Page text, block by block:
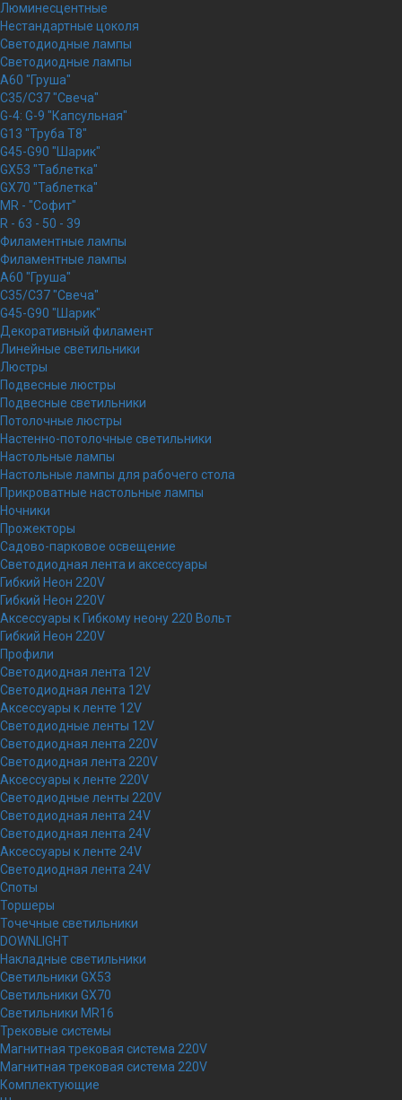
Люминесцентные
Нестандартные цоколя
Светодиодные лампы
Светодиодные лампы
A60 "Груша"
C35/C37 "Свеча"
G-4: G-9 "Капсульная"
G13 "Труба Т8"
G45-G90 "Шарик"
GX53 "Таблетка"
GX70 "Таблетка"
MR - "Софит"
R - 63 - 50 - 39
Филаментные лампы
Филаментные лампы
A60 "Груша"
C35/C37 "Свеча"
G45-G90 "Шарик"
Декоративный филамент
Линейные светильники
Люстры
Подвесные люстры
Подвесные светильники
Потолочные люстры
Настенно-потолочные светильники
Настольные лампы
Настольные лампы для рабочего стола
Прикроватные настольные лампы
Ночники
Прожекторы
Садово-парковое освещение
Светодиодная лента и аксессуары
Гибкий Неон 220V
Гибкий Неон 220V
Аксессуары к Гибкому неону 220 Вольт
Гибкий Неон 220V
Профили
Светодиодная лента 12V
Светодиодная лента 12V
Аксессуары к ленте 12V
Светодиодные ленты 12V
Светодиодная лента 220V
Светодиодная лента 220V
Аксессуары к ленте 220V
Светодиодные ленты 220V
Светодиодная лента 24V
Светодиодная лента 24V
Аксессуары к ленте 24V
Светодиодная лента 24V
Споты
Торшеры
Точечные светильники
DOWNLIGHT
Накладные светильники
Светильники GX53
Светильники GX70
Светильники MR16
Трековые системы
Магнитная трековая система 220V
Магнитная трековая система 220V
Комплектующие